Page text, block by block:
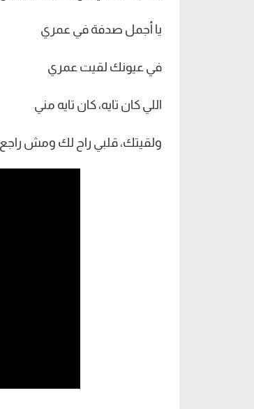
يا أجمل صدفة في عمري
في عيونك لقيت عمري
اللي كان تايه، كان تايه مني
ولقيتك، قلبي راح لك ومش راجع